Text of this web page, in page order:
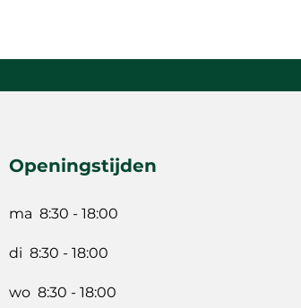
Openingstijden
ma 8:30 - 18:00
di 8:30 - 18:00
wo 8:30 - 18:00